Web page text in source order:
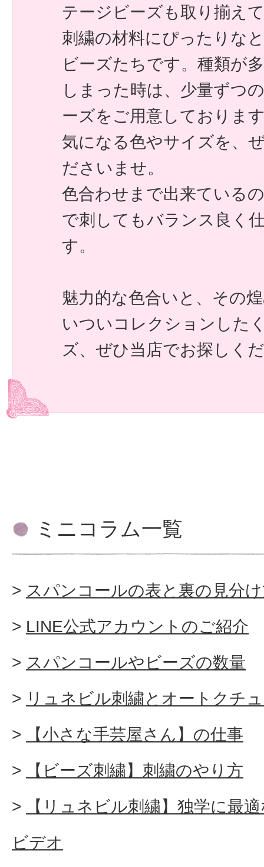
テージビーズも取り揃え
刺繍の材料にぴったりな
ビーズたちです。種類が
しまった時は、少量ずつ
ーズをご用意しておりま
気になる色やサイズを、
ださいませ。
色合わせまで出来ている
で刺してもバランス良く
す。
魅力的な色合いと、その
いついコレクションした
ズ、ぜひ当店でお探しく
ミニコラム一覧
スパンコールの表と裏の見分
LINE公式アカウントのご紹介
スパンコールやビーズの数量
リュネビル刺繍とオートクチ
【小さな手芸屋さん】の仕事
【ビーズ刺繍】刺繍のやり方
【リュネビル刺繍】独学に最
ビデオ